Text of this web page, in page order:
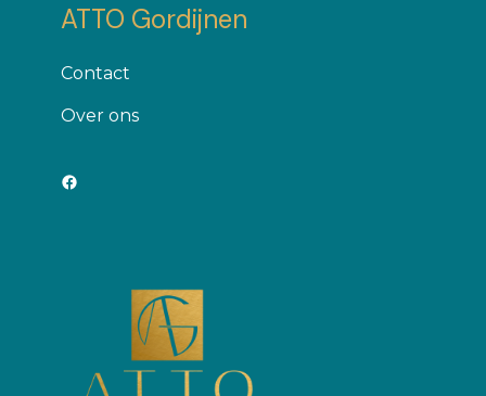
ATTO Gordijnen
Contact
Оver ons